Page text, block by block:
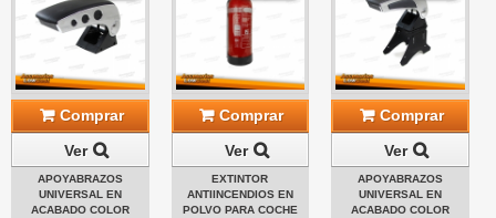
Comprar
Ver
APOYABRAZOS
UNIVERSAL EN
ACABADO COLOR
Comprar
Ver
EXTINTOR
ANTIINCENDIOS EN
POLVO PARA COCHE
Comprar
Ver
APOYABRAZOS
UNIVERSAL EN
ACABADO COLOR